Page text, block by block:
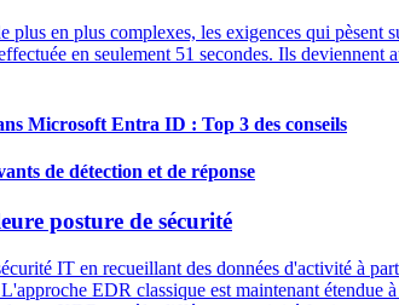
plus en plus complexes, les exigences qui
en seulement 51 secondes. Ils
Microsoft Entra ID : Top 3 des conseils
de détection et de réponse
posture de sécurité
IT en recueillant des données d'activité à
EDR classique est maintenant